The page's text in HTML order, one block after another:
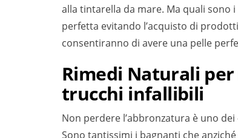
alla tintarella da mare. Ma quali sono
perfetta evitando l’acquisto di
consentiranno di avere una pelle
Rimedi Naturali
trucchi infallibili
Non perdere l’abbronzatura è uno
Sono tantissimi i bagnanti che